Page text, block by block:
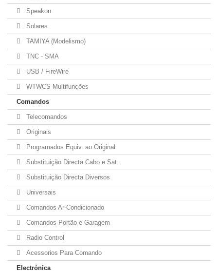
Speakon
Solares
TAMIYA (Modelismo)
TNC - SMA
USB / FireWire
WTWCS Multifunções
Comandos
Telecomandos
Originais
Programados Equiv. ao Original
Substituição Directa Cabo e Sat.
Substituição Directa Diversos
Universais
Comandos Ar-Condicionado
Comandos Portão e Garagem
Radio Control
Acessorios Para Comando
Electrónica